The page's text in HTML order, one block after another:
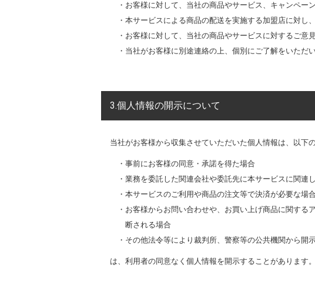
・お客様に対して、当社の商品やサービス、キャンペー
・本サービスによる商品の配送を実施する加盟店に対
・お客様に対して、当社の商品やサービスに対するご意
・当社がお客様に別途連絡の上、個別にご了解をいただ
3.個人情報の開示について
当社がお客様から収集させていただいた個人情報は、以下
・事前にお客様の同意・承諾を得た場合
・業務を委託した関連会社や委託先に本サービスに関連
・本サービスのご利用や商品の注文等で決済が必要な
・お客様からお問い合わせや、お買い上げ商品に関す
断される場合
・その他法令等により裁判所、警察等の公共機関から開
は、利用者の同意なく個人情報を開示することがあります。